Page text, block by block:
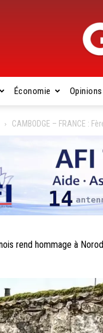
Économie
CAMBODGE – FRANCE :
rend hommage à